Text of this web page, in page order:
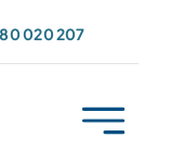
020 207